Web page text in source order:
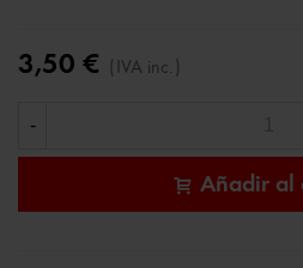
3,50 € (IVA inc.)
-
Añadir al